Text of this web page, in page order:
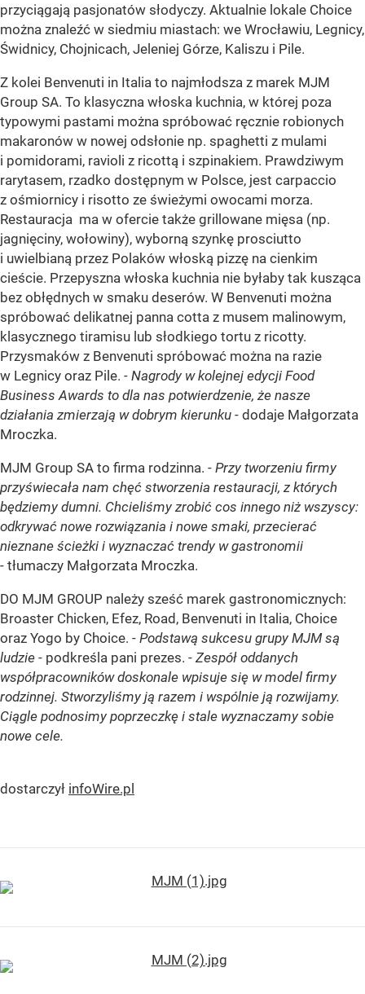
przyciągają pasjonatów słodyczy. Aktualnie lokale Choice
można znaleźć w siedmiu miastach: we Wrocławiu, Legnicy,
Świdnicy, Chojnicach, Jeleniej Górze, Kaliszu i Pile.
Z kolei Benvenuti in Italia to najmłodsza z marek MJM
Group SA. To klasyczna włoska kuchnia, w której poza
typowymi pastami można spróbować ręcznie robionych
makaronów w nowej odsłonie np. spaghetti z mulami
i pomidorami, ravioli z ricottą i szpinakiem. Prawdziwym
rarytasem, rzadko dostępnym w Polsce, jest carpaccio
z ośmiornicy i risotto ze świeżymi owocami morza.
Restauracja ma w ofercie także grillowane mięsa (np.
jagnięciny, wołowiny), wyborną szynkę prosciutto
i uwielbianą przez Polaków włoską pizzę na cienkim
cieście. Przepyszna włoska kuchnia nie byłaby tak kusząca
bez obłędnych w smaku deserów. W Benvenuti można
spróbować delikatnej panna cotta z musem malinowym,
klasycznego tiramisu lub słodkiego tortu z ricotty.
Przysmaków z Benvenuti spróbować można na razie
w Legnicy oraz Pile. - Nagrody w kolejnej edycji Food
Business Awards to dla nas potwierdzenie, że nasze
działania zmierzają w dobrym kierunku - dodaje Małgorzata
Mroczka.
MJM Group SA to firma rodzinna. - Przy tworzeniu firmy
przyświecała nam chęć stworzenia restauracji, z których
będziemy dumni. Chcieliśmy zrobić cos innego niż wszyscy:
odkrywać nowe rozwiązania i nowe smaki, przecierać
nieznane ścieżki i wyznaczać trendy w gastronomii
- tłumaczy Małgorzata Mroczka.
DO MJM GROUP należy sześć marek gastronomicznych:
Broaster Chicken, Efez, Road, Benvenuti in Italia, Choice
oraz Yogo by Choice. - Podstawą sukcesu grupy MJM są
ludzie - podkreśla pani prezes. - Zespół oddanych
współpracowników doskonale wpisuje się w model firmy
rodzinnej. Stworzyliśmy ją razem i wspólnie ją rozwijamy.
Ciągle podnosimy poprzeczkę i stale wyznaczamy sobie
nowe cele.
dostarczył infoWire.pl